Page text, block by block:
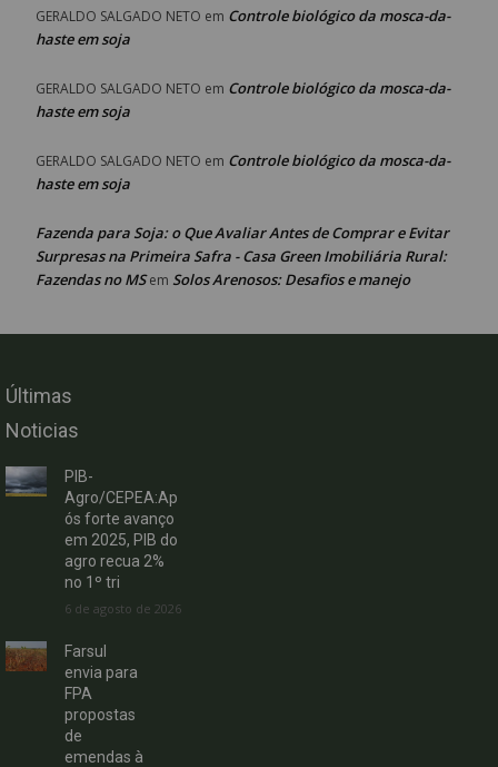
GERALDO SALGADO NETO em Controle biológico da mosca-da-
haste em soja
GERALDO SALGADO NETO em Controle biológico da mosca-da-
haste em soja
GERALDO SALGADO NETO em Controle biológico da mosca-da-
haste em soja
Fazenda para Soja: o Que Avaliar Antes de Comprar e Evitar
Surpresas na Primeira Safra - Casa Green Imobiliária Rural:
Fazendas no MSem Solos Arenosos: Desafios e manejo
Últimas
Noticias
PIB-
Agro/CEPEA:Ap
ós forte avanço
em 2025, PIB do
agro recua 2%
no 1º tri
6 de agosto de 2026
Farsul
envia para
FPA
propostas
de
emendas à